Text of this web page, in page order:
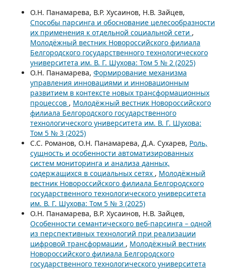
О.Н. Панамарева, В.Р. Хусаинов, Н.В. Зайцев,
Способы парсинга и обоснование целесообразности
их применения к отдельной социальной сети ,
Молодёжный вестник Новороссийского филиала
Белгородского государственного технологического
университета им. В. Г. Шухова: Том 5 № 2 (2025)
О.Н. Панамарева, Формирование механизма
управления инновациями и инновационным
развитием в контексте новых трансформационных
процессов , Молодёжный вестник Новороссийского
филиала Белгородского государственного
технологического университета им. В. Г. Шухова:
Том 5 № 3 (2025)
С.С. Романов, О.Н. Панамарева, Д.А. Сухарев, Роль,
сущность и особенности автоматизированных
систем мониторинга и анализа данных,
содержащихся в социальных сетях , Молодёжный
вестник Новороссийского филиала Белгородского
государственного технологического университета
им. В. Г. Шухова: Том 5 № 3 (2025)
О.Н. Панамарева, В.Р. Хусаинов, Н.В. Зайцев,
Особенности семантического веб-парсинга – одной
из перспективных технологий при реализации
цифровой трансформации , Молодёжный вестник
Новороссийского филиала Белгородского
государственного технологического университета